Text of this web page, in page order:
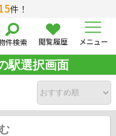
件！
件検索 閲覧履歴 メニュー
駅選択画面